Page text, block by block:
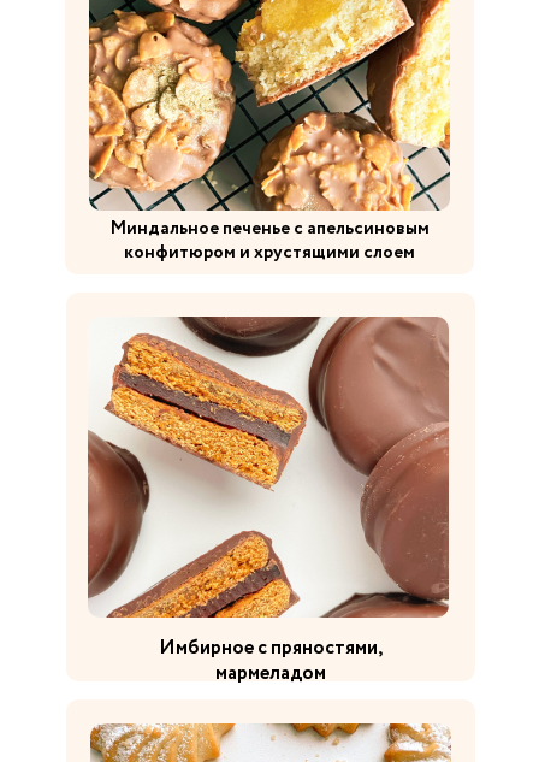
Пирог с кремом
Миндальное печенье с апельсиновым
конфитюром и хрустящими слоем
Имбирное с пряностями,
мармеладом